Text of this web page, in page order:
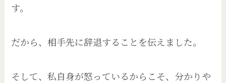
す。
だから、相手先に辞退することを伝えました。
そして、私自身が怒っているからこそ、分かりや